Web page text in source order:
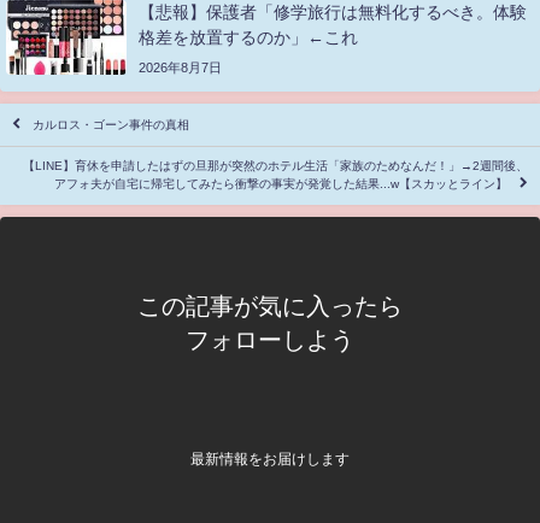
【悲報】保護者「修学旅行は無料化するべき。体験
格差を放置するのか」←これ
2026年8月7日
カルロス・ゴーン事件の真相
【LINE】育休を申請したはずの旦那が突然のホテル生活「家族のためなんだ！」→2週間後、
アフォ夫が自宅に帰宅してみたら衝撃の事実が発覚した結果...w【スカッとライン】
この記事が気に入ったら
フォローしよう
最新情報をお届けします